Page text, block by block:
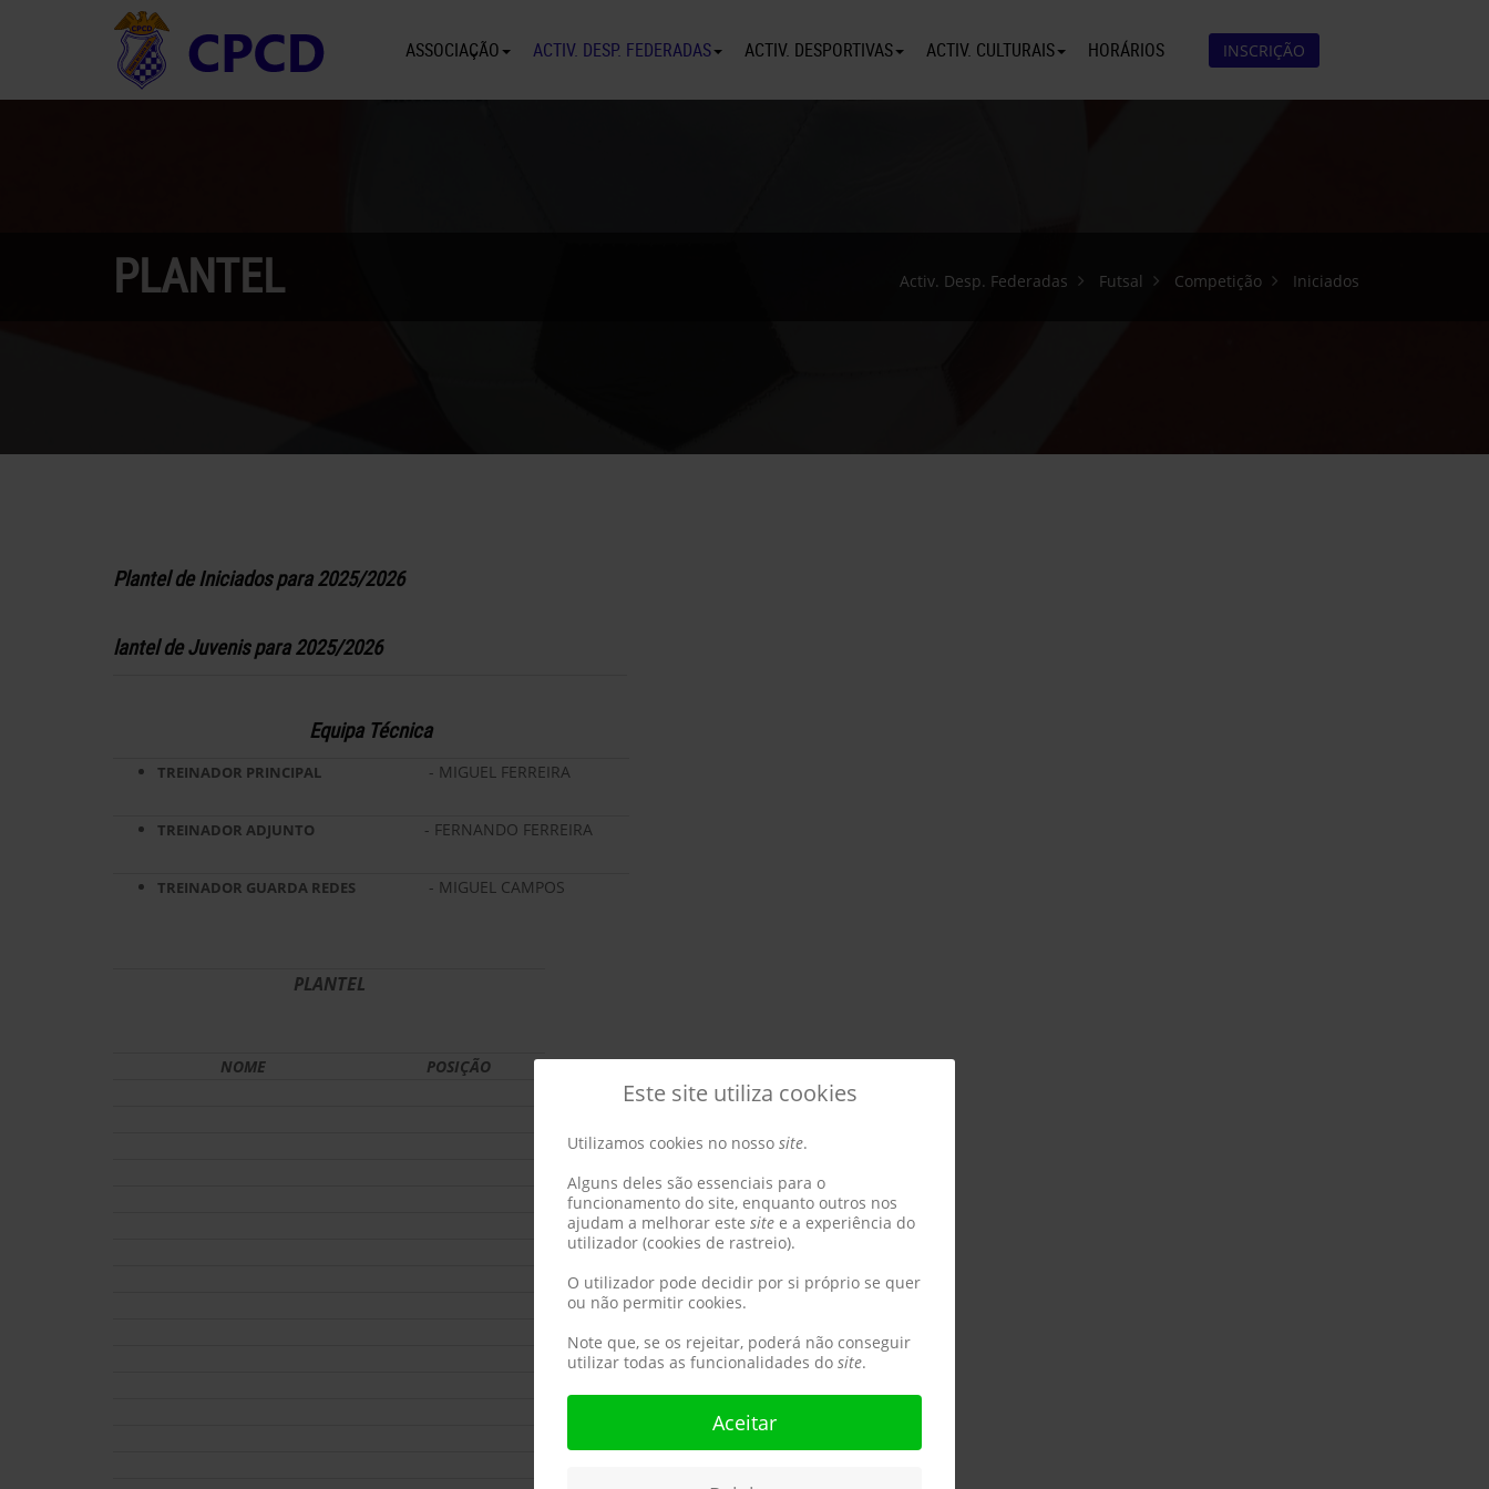
ASSOCIAÇÃO ACTIV. DESP. FEDERADAS ACTIV. DESPORTIVAS ACTIV. CULTURAIS HORÁRIOS INSCRIÇÃO
PLANTEL Activ. Desp. Federadas Futsal Competição Iniciados
Plantel de Iniciados para 2025/2026
lantel de Juvenis para 2025/2026
Equipa Técnica
TREINADOR PRINCIPAL - MIGUEL FERREIRA
TREINADOR ADJUNTO - FERNANDO FERREIRA
TREINADOR GUARDA REDES - MIGUEL CAMPOS
PLANTEL
NOME POSIÇÃO
Este site utiliza cookies
Utilizamos cookies no nosso site.
Alguns deles são essenciais para o
funcionamento do site, enquanto outros nos
ajudam a melhorar este site e a experiência do
utilizador (cookies de rastreio).
O utilizador pode decidir por si próprio se quer
ou não permitir cookies.
Note que, se os rejeitar, poderá não conseguir
utilizar todas as funcionalidades do site.
Aceitar